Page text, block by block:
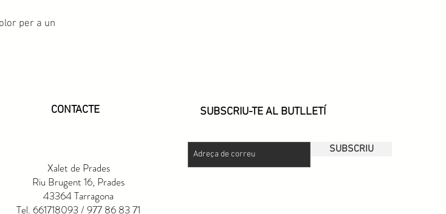
per a un
CONTACTE
Xalet de Prades
Riu Brugent 16, Prades
43364 Tarragona
Tel. 661718093 / 977 86 83 71
SUBSCRIU-TE AL BUTLLETÍ
SUBSCRIU